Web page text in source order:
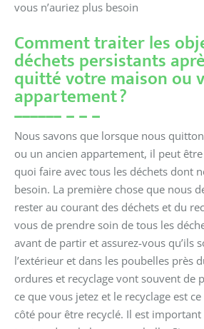
vous n’auriez plus besoin
Comment traiter les
déchets persistants
quitté votre maison ou
appartement ?
Nous savons que lorsque nous
ou un ancien appartement, il peut
quoi faire avec tous les déchets dont
besoin. La première chose que nous
rester au courant des déchets et du
vous de prendre soin de tous les
avant de partir et assurez-vous qu’ils
l’extérieur et dans les poubelles près
ordures et recyclage vont souvent de
ce que vous jetez et le recyclage est
côté pour être recyclé. Il est important